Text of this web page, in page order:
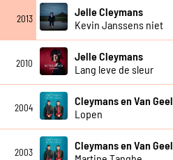
2013
Jelle Cleymans
Kevin Janssens niet
2010
Jelle Cleymans
Lang leve de sleur
2004
Cleymans en Van Geel
Lopen
2003
Cleymans en Van Geel